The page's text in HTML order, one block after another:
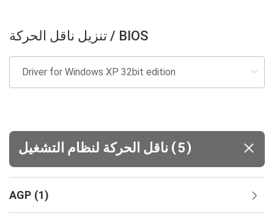
تنزيل ناقل الحركة / BIOS
(5)
AGP (1)